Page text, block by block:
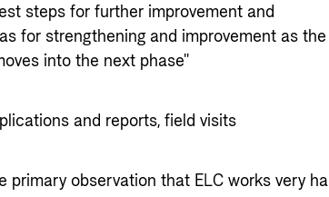
steps for further improvement and
for strengthening and improvement as the
into the next phase"
and reports, field visits
primary observation that ELC works very